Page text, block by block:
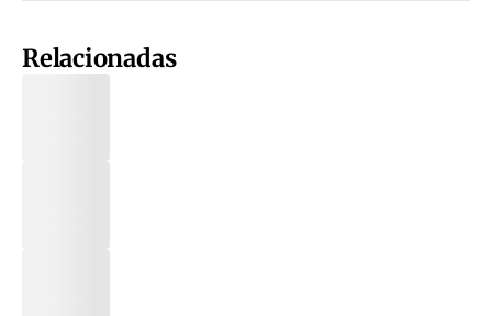
Relacionadas